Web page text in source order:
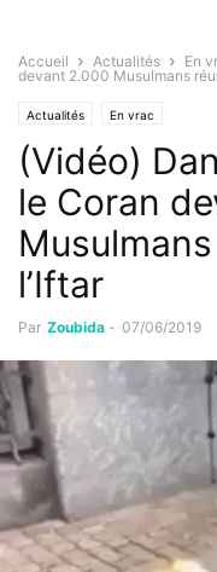
Accueil Actualités En
devant 2.000 Musulmans
Actualités En vrac
(Vidéo)
le Coran
l’Iftar
Par Zoubida - 07/06/2019